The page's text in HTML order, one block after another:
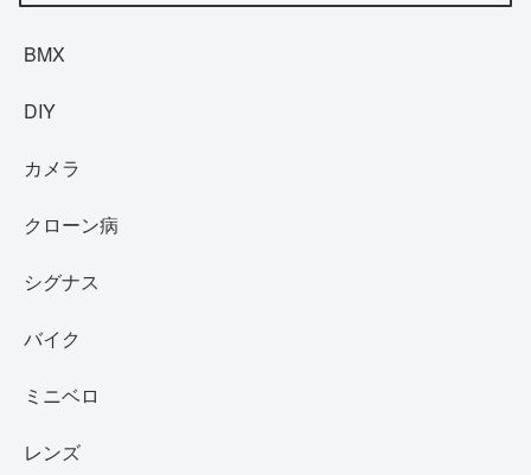
BMX
DIY
カメラ
クローン病
シグナス
バイク
ミニベロ
レンズ